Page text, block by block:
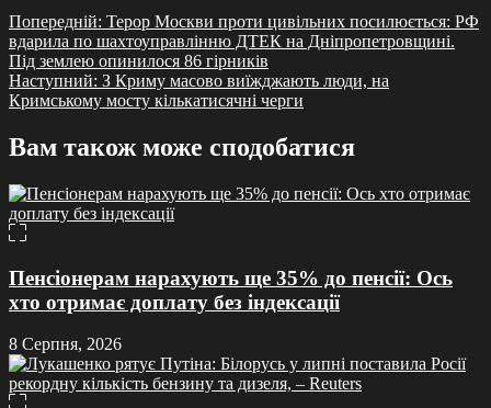
Навігація
записів
Попередній: Терор Москви проти цивільних посилюється: РФ
вдарила по шахтоуправлінню ДТЕК на Дніпропетровщині.
Під землею опинилося 86 гірників
Наступний: З Криму масово виїжджають люди, на
Кримському мосту кількатисячні черги
Вам також може сподобатися
Пенсіонерам нарахують ще 35% до пенсії: Ось
хто отримає доплату без індексації
8 Серпня, 2026